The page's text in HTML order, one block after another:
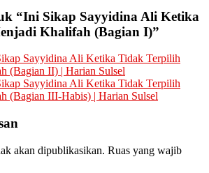
“Ini Sikap Sayyidina Ali Ketika
Khalifah (Bagian I)”
Sayyidina Ali Ketika Tidak Terpilih
(Bagian II) | Harian Sulsel
Sayyidina Ali Ketika Tidak Terpilih
(Bagian III-Habis) | Harian Sulsel
akan dipublikasikan. Ruas yang wajib